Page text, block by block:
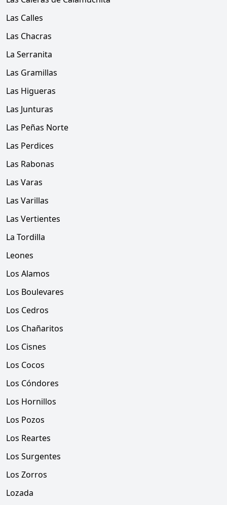
Las Calles
Las Chacras
La Serranita
Las Gramillas
Las Higueras
Las Junturas
Las Peñas Norte
Las Perdices
Las Rabonas
Las Varas
Las Varillas
Las Vertientes
La Tordilla
Leones
Los Alamos
Los Boulevares
Los Cedros
Los Chañaritos
Los Cisnes
Los Cocos
Los Cóndores
Los Hornillos
Los Pozos
Los Reartes
Los Surgentes
Los Zorros
Lozada